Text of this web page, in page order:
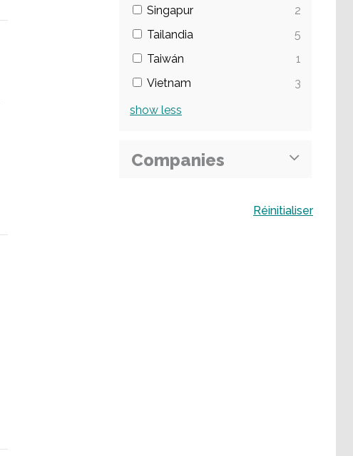
Singapur
2
Tailandia
5
Taiwán
1
Vietnam
3
show less
Companies
Réinitialiser